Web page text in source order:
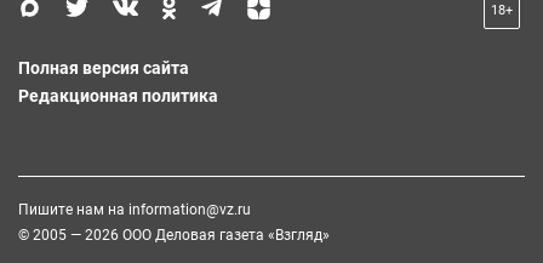
18+
Полная версия сайта
Редакционная политика
Пишите нам на information@vz.ru
© 2005 — 2026 ООО Деловая газета «Взгляд»